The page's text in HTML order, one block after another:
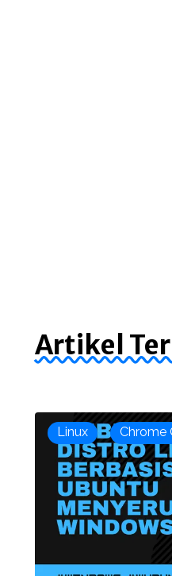
Artikel
Linux Chrome